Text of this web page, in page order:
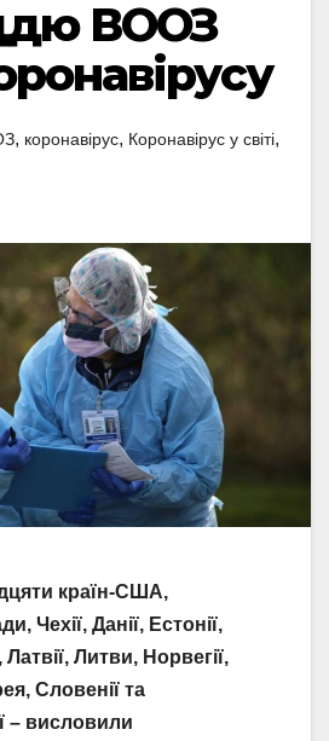
ВООЗ
, коронавірус, Коронавірус у світі,
країн-США,
Чехії, Данії, Естонії,
Латвії, Литви, Норвегії,
Словенії та
– висловили